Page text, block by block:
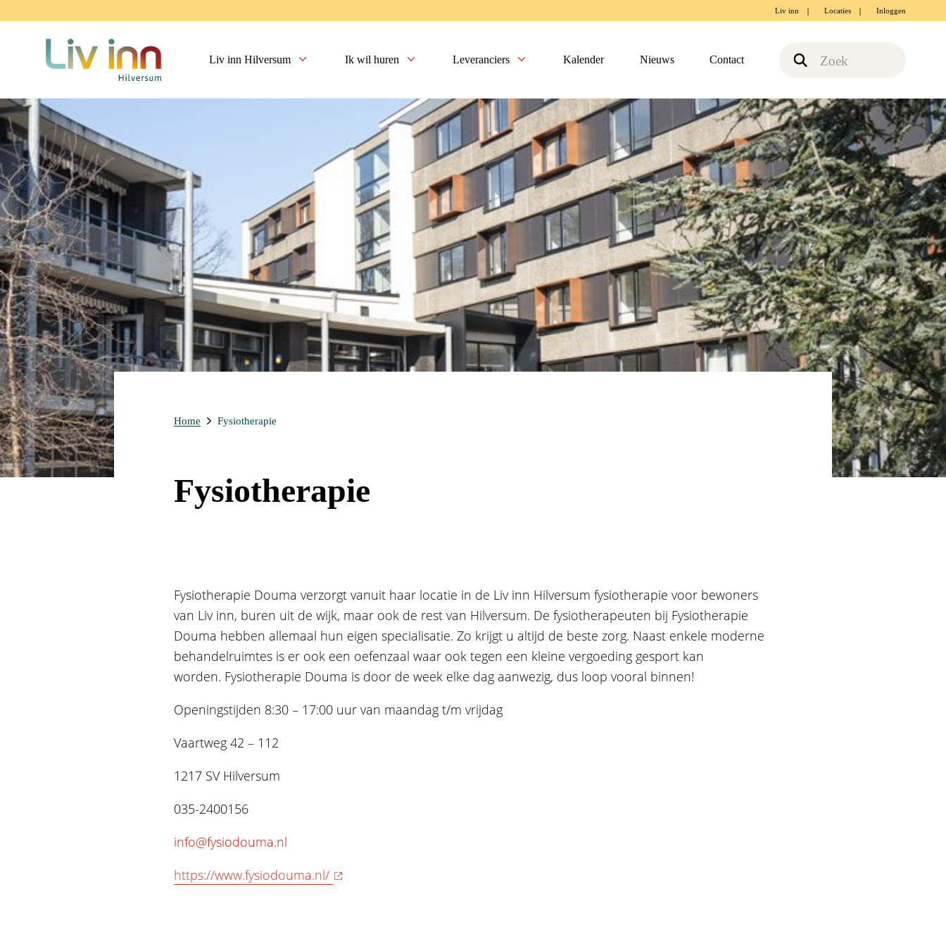
Liv inn Locaties Inloggen
Liv inn Hilversum Ik wil huren Leveranciers Kalender Nieuws Contact
Home Fysiotherapie
Fysiotherapie
Fysiotherapie Douma verzorgt vanuit haar locatie in de Liv inn Hilversum fysiotherapie voor bewoners
van Liv inn, buren uit de wijk, maar ook de rest van Hilversum. De fysiotherapeuten bij Fysiotherapie
Douma hebben allemaal hun eigen specialisatie. Zo krijgt u altijd de beste zorg. Naast enkele moderne
behandelruimtes is er ook een oefenzaal waar ook tegen een kleine vergoeding gesport kan
worden. Fysiotherapie Douma is door de week elke dag aanwezig, dus loop vooral binnen!
Openingstijden 8:30 – 17:00 uur van maandag t/m vrijdag
Vaartweg 42 – 112
1217 SV Hilversum
035-2400156
info@fysiodouma.nl
https://www.fysiodouma.nl/